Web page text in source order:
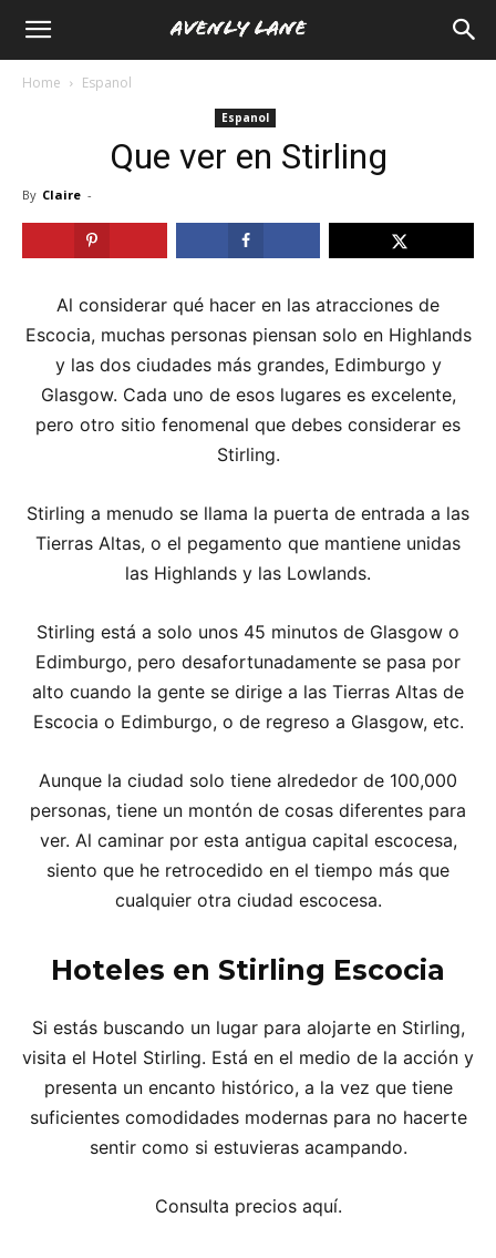
Home Espanol
Espanol
Que ver en Stirling
By Claire -
Al considerar qué hacer en las atracciones de
Escocia, muchas personas piensan solo en Highlands
y las dos ciudades más grandes, Edimburgo y
Glasgow. Cada uno de esos lugares es excelente,
pero otro sitio fenomenal que debes considerar es
Stirling.
Stirling a menudo se llama la puerta de entrada a las
Tierras Altas, o el pegamento que mantiene unidas
las Highlands y las Lowlands.
Stirling está a solo unos 45 minutos de Glasgow o
Edimburgo, pero desafortunadamente se pasa por
alto cuando la gente se dirige a las Tierras Altas de
Escocia o Edimburgo, o de regreso a Glasgow, etc.
Aunque la ciudad solo tiene alrededor de 100,000
personas, tiene un montón de cosas diferentes para
ver. Al caminar por esta antigua capital escocesa,
siento que he retrocedido en el tiempo más que
cualquier otra ciudad escocesa.
Hoteles en Stirling Escocia
Si estás buscando un lugar para alojarte en Stirling,
visita el Hotel Stirling. Está en el medio de la acción y
presenta un encanto histórico, a la vez que tiene
suficientes comodidades modernas para no hacerte
sentir como si estuvieras acampando.
Consulta precios aquí.